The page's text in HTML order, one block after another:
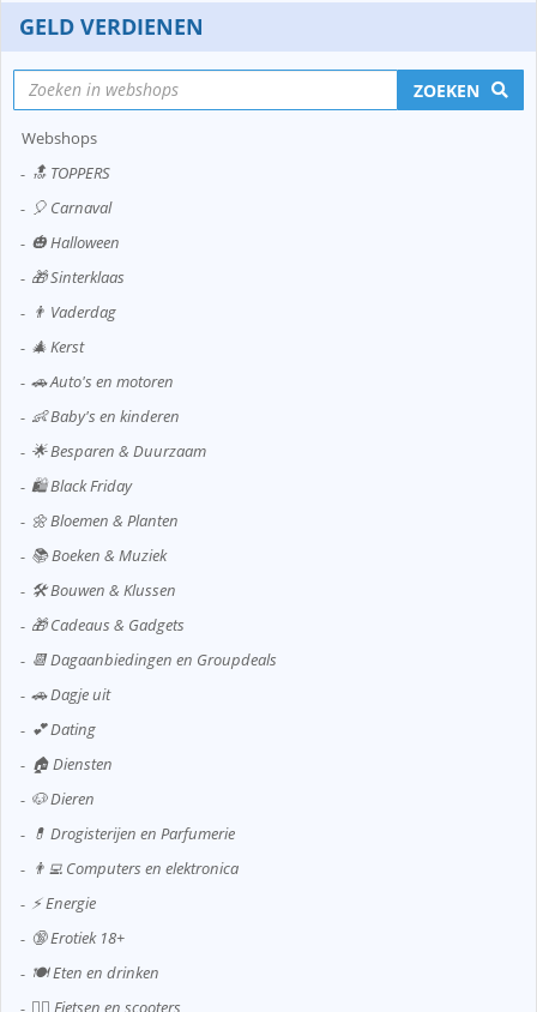
GELD VERDIENEN
ZOEKEN
Webshops
🔝 TOPPERS
🎈 Carnaval
🎃 Halloween
🎁 Sinterklaas
👨 Vaderdag
🎄 Kerst
🚗 Auto's en motoren
👶 Baby's en kinderen
🌟 Besparen & Duurzaam
🛍️ Black Friday
🌼 Bloemen & Planten
📚 Boeken & Muziek
🛠️ Bouwen & Klussen
🎁 Cadeaus & Gadgets
📆 Dagaanbiedingen en Groupdeals
🚗 Dagje uit
💕 Dating
🏠 Diensten
🐶 Dieren
💊 Drogisterijen en Parfumerie
👨‍💻 Computers en elektronica
⚡ Energie
🔞 Erotiek 18+
🍽️ Eten en drinken
🚴‍♂️ Fietsen en scooters